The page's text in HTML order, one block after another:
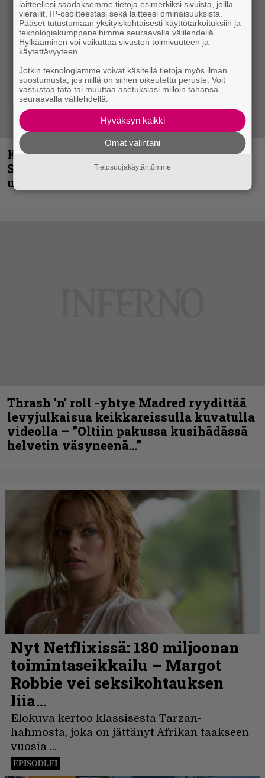
Kunnianosoitus hyiselle Pohjolalle –
Shining hyppäsi keskelle kinoksia
uudella videollaan
Thrash ’n’ roll -yhtye Madred ryydittää
levyjulkaisua keikkareissulla kuvatulla
videolla – ”Oltiin pakussa kusihädässä
helvetin väsyneenä…”
laitteellesi saadaksemme tietoja esimerkiksi sivuista, joilla
vierailit, IP-osoitteestasi sekä laitteesi ominaisuuksista.
Pääset tutustumaan yksityiskohtaisesti käyttötarkoituksiin ja
teknologiakumppaneihimme seuraavalla välilehdellä.
Hylkääminen voi vaikuttaa sivuston toimivuuteen ja
käytettävyyteen.
Jotkin teknologiamme voivat käsitellä tietoja myös ilman
suostumusta, jos niillä on siihen oikeutettu peruste. Voit
vastustaa tätä tai muuttaa asetuksiasi milloin tahansa
seuraavalla välilehdellä.
Hyväksyn kaikki
Omat valintani
Tietosuojakäytäntömme